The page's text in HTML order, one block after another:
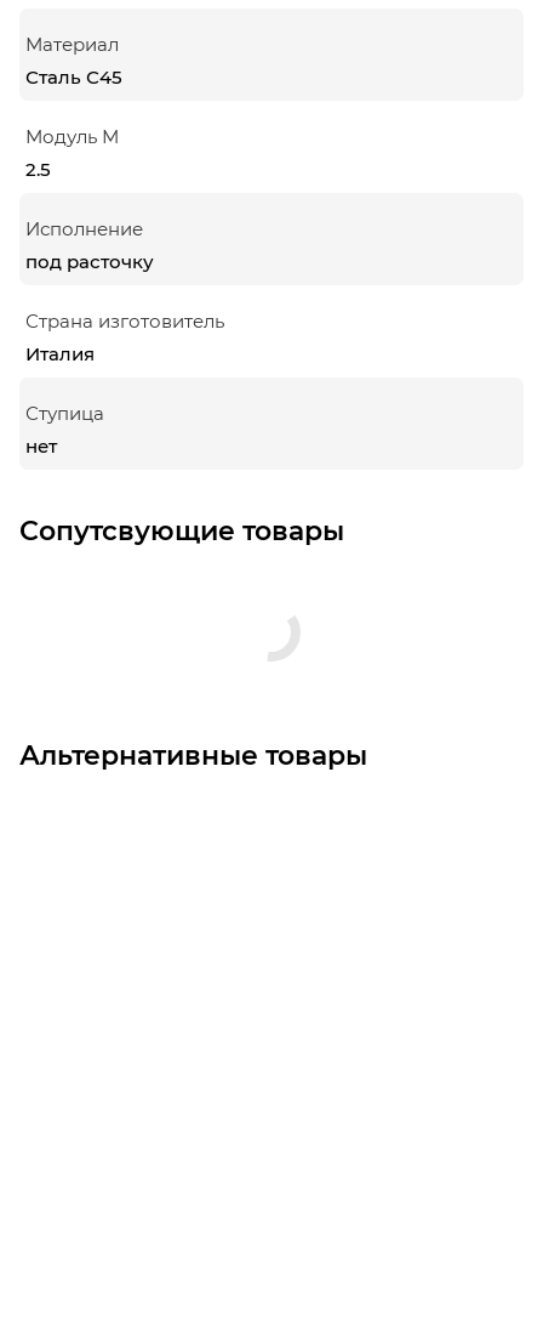
Материал
Сталь С45
Модуль М
2.5
Исполнение
под расточку
Страна изготовитель
Италия
Ступица
нет
Сопутсвующие товары
Альтернативные товары